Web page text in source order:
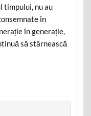
timpului, nu au
în
în generație,
să stârnească